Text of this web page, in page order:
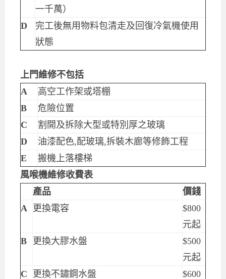
一千萬）
D
完工後無用物料包清走及回復冷氣機使用
狀態
上門維修不包括
A
高空工作架或塔棚
B
危險位置
C
割開及拆除大型或特別厚之玻璃
D
油漆配色,配玻璃,拆裝木廊等修飾工程
E
搬機上落樓梯
風喉機維修收費表
產品
價錢
A
更換電容
$800
元起
B
更換大膠水盤
$500
元起
C
更換不鏽鋼水盤
$600